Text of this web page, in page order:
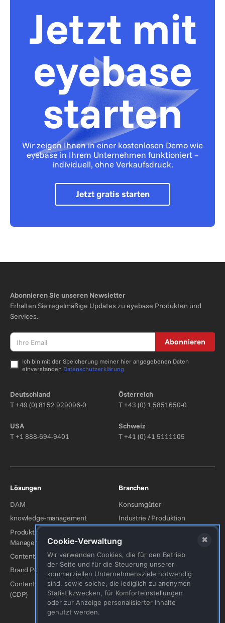
Jetzt mit
eyebase
starten
Wir zeigen Ihnen in einer kostenlosen Demo wie
eyebase in Ihrem Unternehmen funktioniert –
individuell, ohne Verkaufsdruck.
Jetzt gratis starten
Abonnieren Sie unseren Newsletter
Erhalten Sie regelmäßige Updates zu eyebase Produkten und
Services.
Abonnieren
Ich bin mit der Speicherung meiner hier angegebenen Daten
einverstanden Datenschutzerklärung
Deutschland
T+49 (0) 8152 929096-0
Österreich
T+43 (0) 1 5851650-0
USA
T+1 888-694-9401
Schweiz
T+41 (0) 41 5111105
Lösungen
DAM
knowledge-management
Produktinformations-
Management (PIM)
Content Hub
Brand Portal
Content Delivery Plattform
(CDP)
Branchen
Konsumgüter
Industrie / Produktion
Mode
Tourismus
Automobilindustrie
Baugewerbe
Energie
Cookie-Verwaltung
Wir verwenden Cookies, die für den Betrieb
der Seite und für die Steuerung unserer
kommerziellen Unternehmensziele notwendig
sind, sowie solche, die lediglich zu anonymen
Statistikzwecken, für Komforteinstellungen
oder zur Anzeige personalisierter Inhalte
genutzt werden.
✖